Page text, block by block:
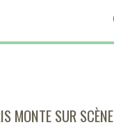
MONTE SUR SCÈNE